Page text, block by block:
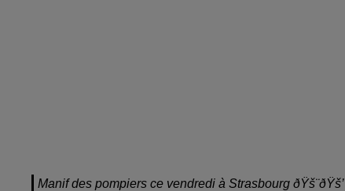
Manif des pompiers ce vendredi à Strasbourg ðŸš¨ðŸš’